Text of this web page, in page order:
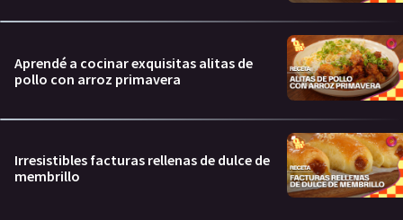
Aprendé a cocinar exquisitas alitas de
pollo con arroz primavera
Irresistibles facturas rellenas de dulce de
membrillo